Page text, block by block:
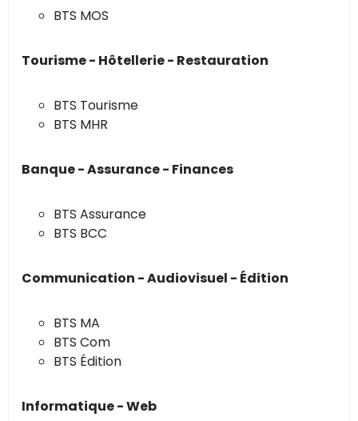
BTS MOS
Tourisme - Hôtellerie - Restauration
BTS Tourisme
BTS MHR
Banque - Assurance - Finances
BTS Assurance
BTS BCC
Communication - Audiovisuel - Édition
BTS MA
BTS Com
BTS Édition
Informatique - Web